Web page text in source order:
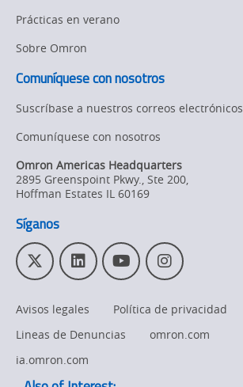
Prácticas en verano
Sobre Omron
Comuníquese con nosotros
Suscríbase a nuestros correos electrónicos
Comuníquese con nosotros
Omron Americas Headquarters
2895 Greenspoint Pkwy., Ste 200,
Hoffman Estates IL 60169
Síganos
T
w
t
t
r
L
i
k
e
I
n
Y
o
u
T
u
I
n
t
a
Avisos legales
Política de privacidad
Lineas de Denuncias
omron.com
ia.omron.com